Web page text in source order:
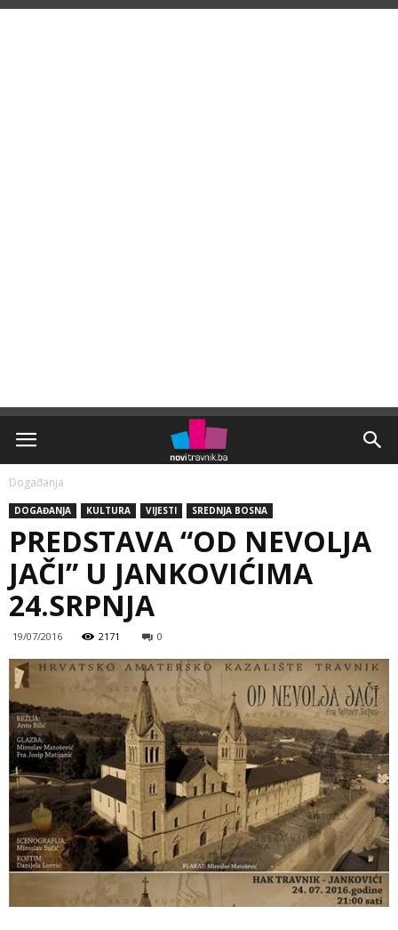
Događanja
DOGAĐANJA KULTURA VIJESTI SREDNJA BOSNA
PREDSTAVA “OD NEVOLJA
JAČI” U JANKOVIĆIMA
24.SRPNJA
19/07/2016 2171 0